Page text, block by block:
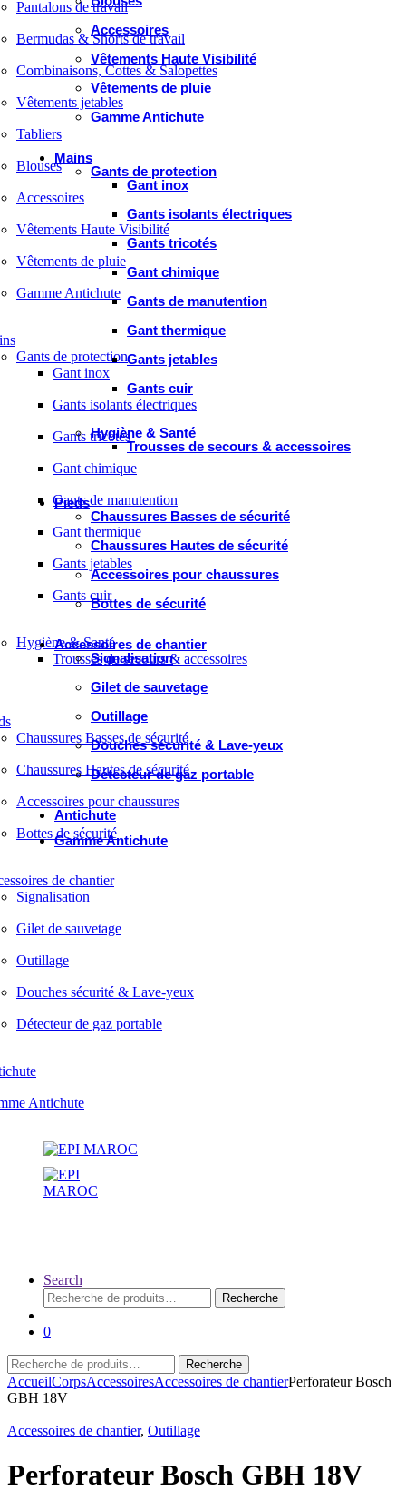
Accessoires
Vêtements Haute Visibilité
Vêtements de pluie
Gamme Antichute
Mains
Gants de protection
Gant inox
Gants isolants électriques
Gants tricotés
Gant chimique
Gants de manutention
Gant thermique
Gants jetables
Gants cuir
Hygiène & Santé
Trousses de secours & accessoires
Pieds
Chaussures Basses de sécurité
Chaussures Hautes de sécurité
Accessoires pour chaussures
Bottes de sécurité
Accessoires de chantier
Signalisation
Gilet de sauvetage
Outillage
Douches sécurité & Lave-yeux
Détecteur de gaz portable
Antichute
Gamme Antichute
Pantalons de travail
Bermudas & Shorts de travail
Combinaisons, Cottes & Salopettes
Vêtements jetables
Tabliers
Blouses
Accessoires
Vêtements Haute Visibilité
Vêtements de pluie
Gamme Antichute
Gants de protection
Gant inox
Gants isolants électriques
Gants tricotés
Gant chimique
Gants de manutention
Gant thermique
Gants jetables
Gants cuir
Hygiène & Santé
Trousses de secours & accessoires
Chaussures Basses de sécurité
Chaussures Hautes de sécurité
Accessoires pour chaussures
Bottes de sécurité
de chantier
Signalisation
Gilet de sauvetage
Outillage
Douches sécurité & Lave-yeux
Détecteur de gaz portable
Antichute
Search
Recherche
pour :
Recherche
0
Recherche
pour :
Recherche
AccueilCorpsAccessoiresAccessoires de chantierPerforateur Bosch
GBH 18V
Accessoires de chantier, Outillage
Perforateur Bosch GBH 18V